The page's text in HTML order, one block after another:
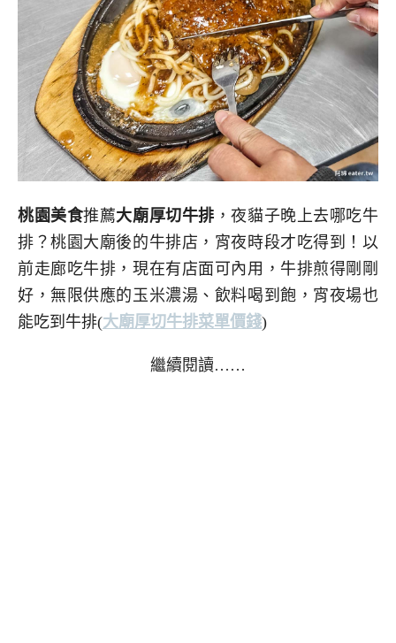
桃園美食推薦大廟厚切牛排 ，夜貓子晚上去哪吃牛
排？桃園大廟後的牛排店，宵夜時段才吃得到！以
前走廊吃牛排，現在有店面可內用，牛排煎得剛剛
好，無限供應的玉米濃湯、飲料喝到飽，宵夜場也
能吃到牛排(大廟厚切牛排菜單價錢)
繼續閱讀……